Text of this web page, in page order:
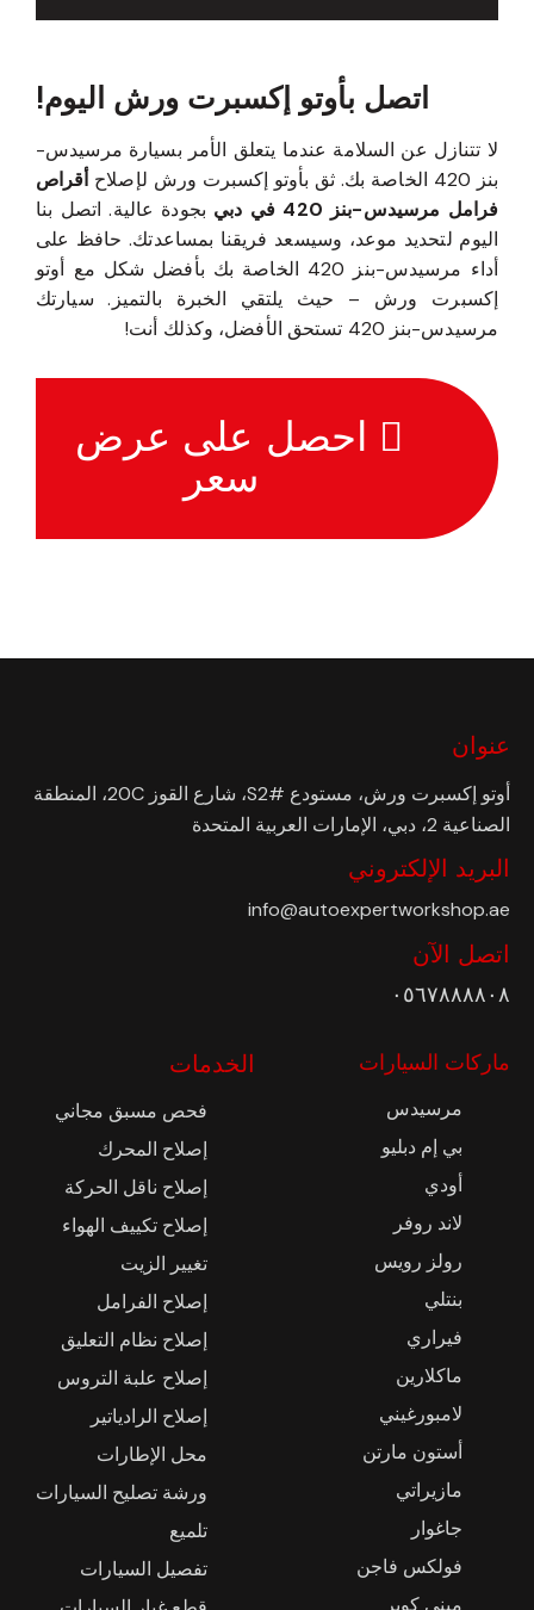
اتصل بأوتو إكسبرت ورش اليوم!
لا تتنازل عن السلامة عندما يتعلق الأمر بسيارة مرسيدس-
بنز 420 الخاصة بك. ثق بأوتو إكسبرت ورش لإصلاح
أقراص
فرامل مرسيدس-بنز 420 في دبي
بجودة عالية. اتصل بنا
اليوم لتحديد موعد، وسيسعد فريقنا بمساعدتك. حافظ على
أداء مرسيدس-بنز 420 الخاصة بك بأفضل شكل مع أوتو
إكسبرت ورش – حيث يلتقي الخبرة بالتميز. سيارتك
مرسيدس-بنز 420 تستحق الأفضل، وكذلك أنت!
احصل على عرض
سعر
عنوان
أوتو إكسبرت ورش، مستودع #S2، شارع القوز 20C، المنطقة
الصناعية 2، دبي، الإمارات العربية المتحدة
البريد الإلكتروني
info@autoexpertworkshop.ae
اتصل الآن
٠٥٦٧٨٨٨٨٠٨
ماركات السيارات
مرسيدس
بي إم دبليو
أودي
لاند روفر
رولز رويس
بنتلي
فيراري
ماكلارين
لامبورغيني
أستون مارتن
مازيراتي
جاغوار
فولكس فاجن
الخدمات
فحص مسبق مجاني
إصلاح المحرك
إصلاح ناقل الحركة
إصلاح تكييف الهواء
تغيير الزيت
إصلاح الفرامل
إصلاح نظام التعليق
إصلاح علبة التروس
إصلاح الرادياتير
محل الإطارات
ورشة تصليح السيارات
تلميع
تفصيل السيارات